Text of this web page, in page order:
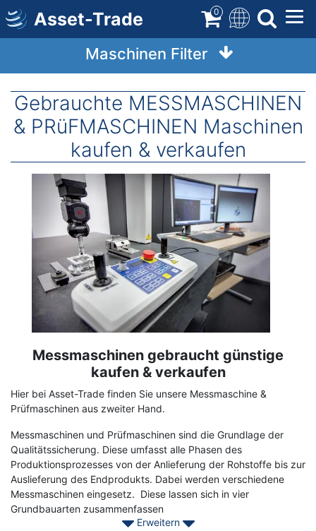
Direkt
zum
Inhalt
Asset-Trade 0
Maschinen Filter
Gebrauchte MESSMASCHINEN
& PRüFMASCHINEN Maschinen
kaufen & verkaufen
TermMessmaschinen gebraucht günstige
kaufen & verkaufen
Hier bei Asset-Trade finden Sie unsere Messmaschine &
Prüfmaschinen aus zweiter Hand.
Messmaschinen und Prüfmaschinen sind die Grundlage der
Qualitätssicherung. Diese umfasst alle Phasen des
Produktionsprozesses von der Anlieferung der Rohstoffe bis zur
Auslieferung des Endprodukts. Dabei werden verschiedene
Messmaschinen eingesetz. Diese lassen sich in vier
Grundbauarten zusammenfassen
Erweitern